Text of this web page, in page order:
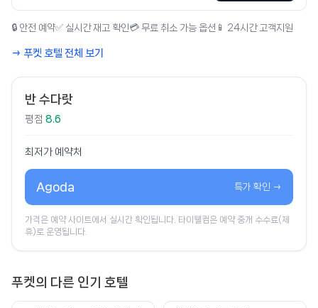
🔒 안전 예약✅ 실시간 재고 확인 💳 무료 취소 가능 옵션 📱 24시간 고객지원
→ 푸켓 호텔 전체 보기
반 수다랏
평점 8.6
최저가 예약처
Agoda 특가 확인 →
가격은 예약 사이트에서 실시간 확인됩니다. 타이웰컴은 예약 중개 수수료(제
휴)로 운영됩니다.
푸켓의 다른 인기 호텔